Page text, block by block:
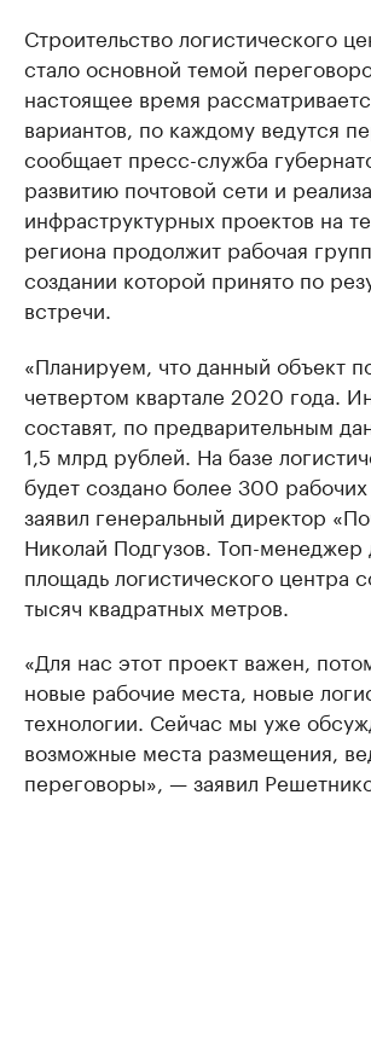
Строительство логистического
стало основной темой
настоящее время
вариантов, по каждому ведутся
сообщает пресс-служба
развитию почтовой сети и
инфраструктурных проектов на
региона продолжит рабочая
создании которой принято по
встречи.
«Планируем, что данный объект
четвертом квартале 2020 года.
составят, по предварительным
1,5 млрд рублей. На базе
будет создано более 300
заявил генеральный директор
Николай Подгузов. Топ-менеджер
площадь логистического центра
тысяч квадратных метров.
«Для нас этот проект важен,
новые рабочие места, новые
технологии. Сейчас мы уже
возможные места размещения,
переговоры», — заявил